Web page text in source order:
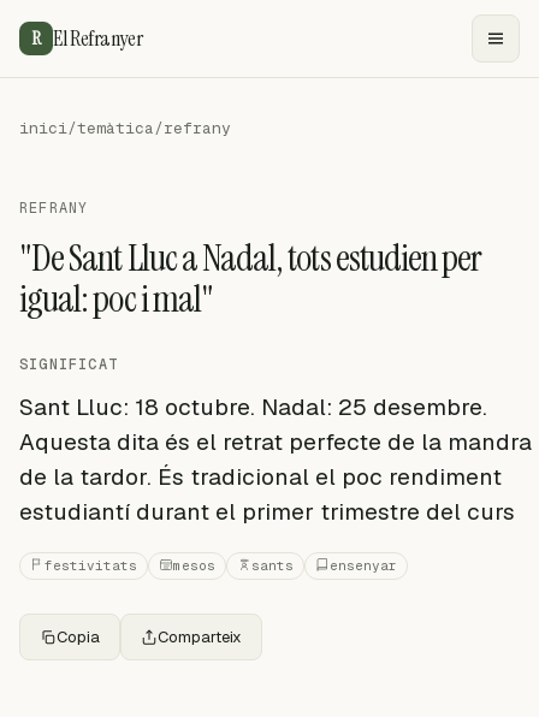
R El Refranyer
inici/temàtica/refrany
REFRANY
"De Sant Lluc a Nadal, tots estudien per
igual: poc i mal"
SIGNIFICAT
Sant Lluc: 18 octubre. Nadal: 25 desembre.
Aquesta dita és el retrat perfecte de la mandra
de la tardor. És tradicional el poc rendiment
estudiantí durant el primer trimestre del curs
festivitats mesos sants ensenyar
Copia Comparteix